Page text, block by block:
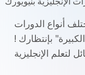
أنواع الدورات
بإنتظارك !
لتعلم الإنجليزية